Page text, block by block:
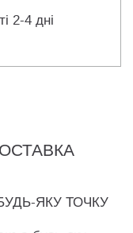
2-4 дні
ЯКУ ТОЧКУ